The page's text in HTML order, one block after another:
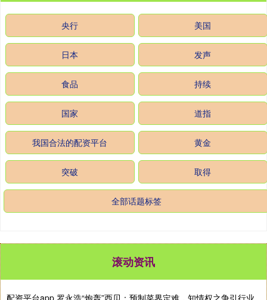
央行 美国
日本 发声
食品 持续
国家 道指
我国合法的配资平台 黄金
突破 取得
全部话题标签
滚动资讯